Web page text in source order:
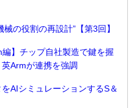
の役割の再設計”【第3回】
編】チップ自社製造で鍵を握
Armが連携を強調
AIシミュレーションするS＆